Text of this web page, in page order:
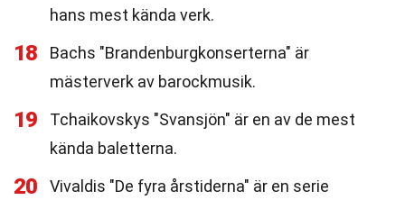
hans mest kända verk.
18
Bachs "Brandenburgkonserterna" är
mästerverk av barockmusik.
19
Tchaikovskys "Svansjön" är en av de mest
kända baletterna.
20
Vivaldis "De fyra årstiderna" är en serie